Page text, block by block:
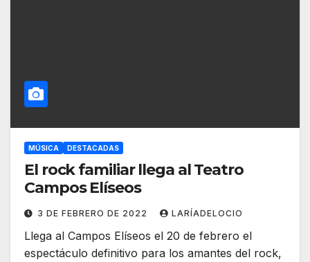
MÚSICA DESTACADAS
El rock familiar llega al Teatro
Campos Elíseos
3 DE FEBRERO DE 2022 LARÍADELOCIO
Llega al Campos Elíseos el 20 de febrero el
espectáculo definitivo para los amantes del rock,